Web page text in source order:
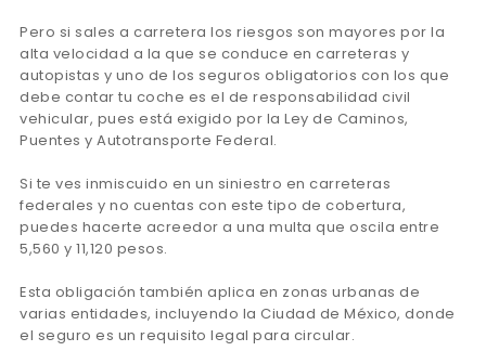
Pero si sales a carretera los riesgos son mayores por la
alta velocidad a la que se conduce en carreteras y
autopistas y uno de los seguros obligatorios con los que
debe contar tu coche es el de responsabilidad civil
vehicular, pues está exigido por la Ley de Caminos,
Puentes y Autotransporte Federal.
Si te ves inmiscuido en un siniestro en carreteras
federales y no cuentas con este tipo de cobertura,
puedes hacerte acreedor a una multa que oscila entre
5,560 y 11,120 pesos.
Esta obligación también aplica en zonas urbanas de
varias entidades, incluyendo la Ciudad de México, donde
el seguro es un requisito legal para circular.